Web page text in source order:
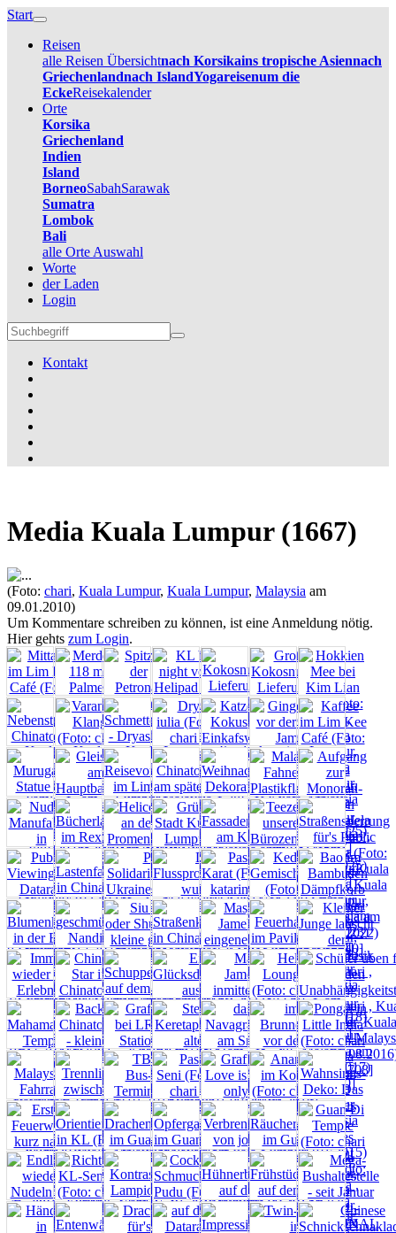
Start
Reisen
alle Reisen Übersichtnach Korsikains tropische Asiennach
Griechenlandnach IslandYogareisenum die
EckeReisekalender
Orte
Korsika
Griechenland
Indien
Island
BorneoSabahSarawak
Sumatra
Lombok
Bali
alle Orte Auswahl
Worte
der Laden
Login
Kontakt
Media Kuala Lumpur (1667)
(Foto: chari, Kuala Lumpur, Kuala Lumpur, Malaysia am
09.01.2010)
Um Kommentare schreiben zu können, ist eine Anmeldung nötig.
Hier gehts zum Login.